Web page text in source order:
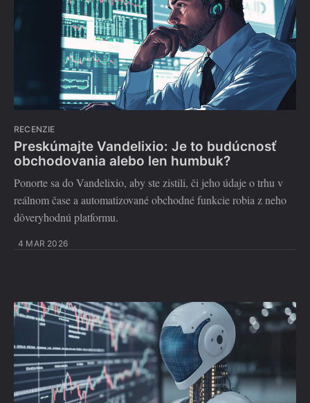
RECENZIE
Preskúmajte Vandelixio: Je to budúcnosť
obchodovania alebo len humbuk?
Ponorte sa do Vandelixio, aby ste zistili, či jeho údaje o trhu v
reálnom čase a automatizované obchodné funkcie robia z neho
dôveryhodnú platformu.
4 MAR 2026